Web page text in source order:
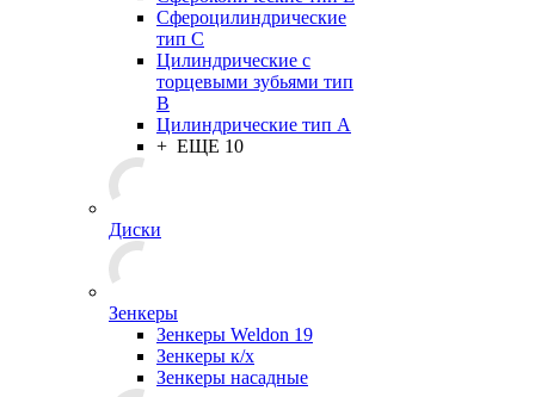
Сфероцилиндрические
тип C
Цилиндрические с
торцевыми зубьями тип
B
Цилиндрические тип А
+ ЕЩЕ 10
Диски
Зенкеры
Зенкеры Weldon 19
Зенкеры к/х
Зенкеры насадные